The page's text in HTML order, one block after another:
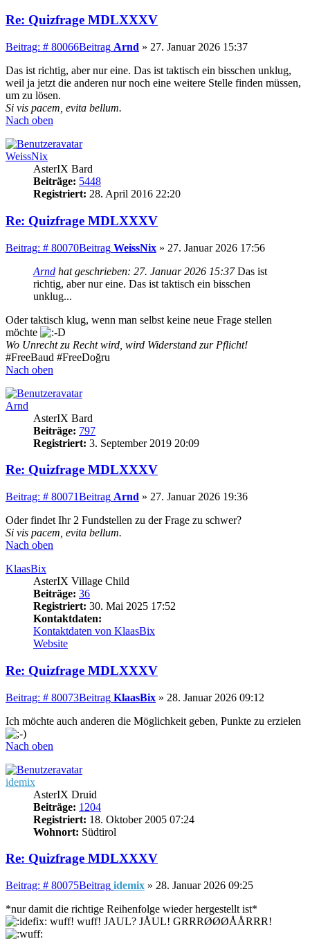
Re: Quizfrage MDLXXXV
Beitrag: # 80066Beitrag Arnd » 27. Januar 2026 15:37
Das ist richtig, aber nur eine. Das ist taktisch ein bisschen unklug,
weil ja jetzt die anderen nur noch eine weitere Stelle finden müssen,
um zu lösen.
Si vis pacem, evita bellum.
Nach oben
WeissNix
AsterIX Bard
Beiträge: 5448
Registriert: 28. April 2016 22:20
Re: Quizfrage MDLXXXV
Beitrag: # 80070Beitrag WeissNix » 27. Januar 2026 17:56
Arnd hat geschrieben: 27. Januar 2026 15:37Das ist
richtig, aber nur eine. Das ist taktisch ein bisschen
unklug...
Oder taktisch klug, wenn man selbst keine neue Frage stellen
möchte
Wo Unrecht zu Recht wird, wird Widerstand zur Pflicht!
#FreeBaud #FreeDoğru
Nach oben
Arnd
AsterIX Bard
Beiträge: 797
Registriert: 3. September 2019 20:09
Re: Quizfrage MDLXXXV
Beitrag: # 80071Beitrag Arnd » 27. Januar 2026 19:36
Oder findet Ihr 2 Fundstellen zu der Frage zu schwer?
Si vis pacem, evita bellum.
Nach oben
KlaasBix
AsterIX Village Child
Beiträge: 36
Registriert: 30. Mai 2025 17:52
Kontaktdaten:
Kontaktdaten von KlaasBix
Website
Re: Quizfrage MDLXXXV
Beitrag: # 80073Beitrag KlaasBix » 28. Januar 2026 09:12
Ich möchte auch anderen die Möglichkeit geben, Punkte zu erzielen
Nach oben
idemix
AsterIX Druid
Beiträge: 1204
Registriert: 18. Oktober 2005 07:24
Wohnort: Südtirol
Re: Quizfrage MDLXXXV
Beitrag: # 80075Beitrag idemix » 28. Januar 2026 09:25
*nur damit die richtige Reihenfolge wieder hergestellt ist*
wuff! wuff! JAUL? JÅUL! GRRRØØØÅÅRRR!